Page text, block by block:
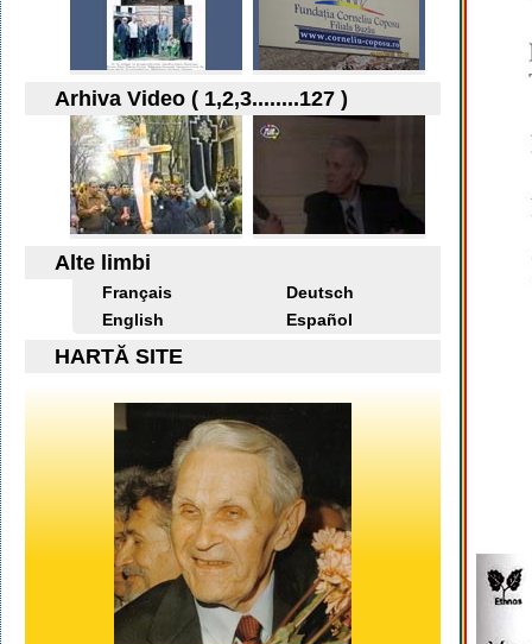
Arhiva Video ( 1,2,3........127 )
Alte limbi
Français
Deutsch
English
Español
HARTĂ SITE